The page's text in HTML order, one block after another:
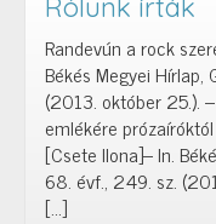
Rólunk írták
Randevún a rock
Békés Megyei
(2013. október 25.).
emlékére
[Csete Ilona]– In.
68. évf., 249. sz.
[…]